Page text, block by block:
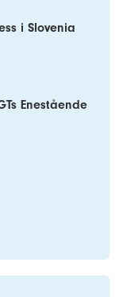
i Slovenia
Enestående